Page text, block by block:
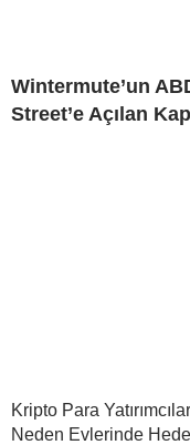
Wintermute’un
Street’e Açılan
Kripto Para
Neden Evlerinde